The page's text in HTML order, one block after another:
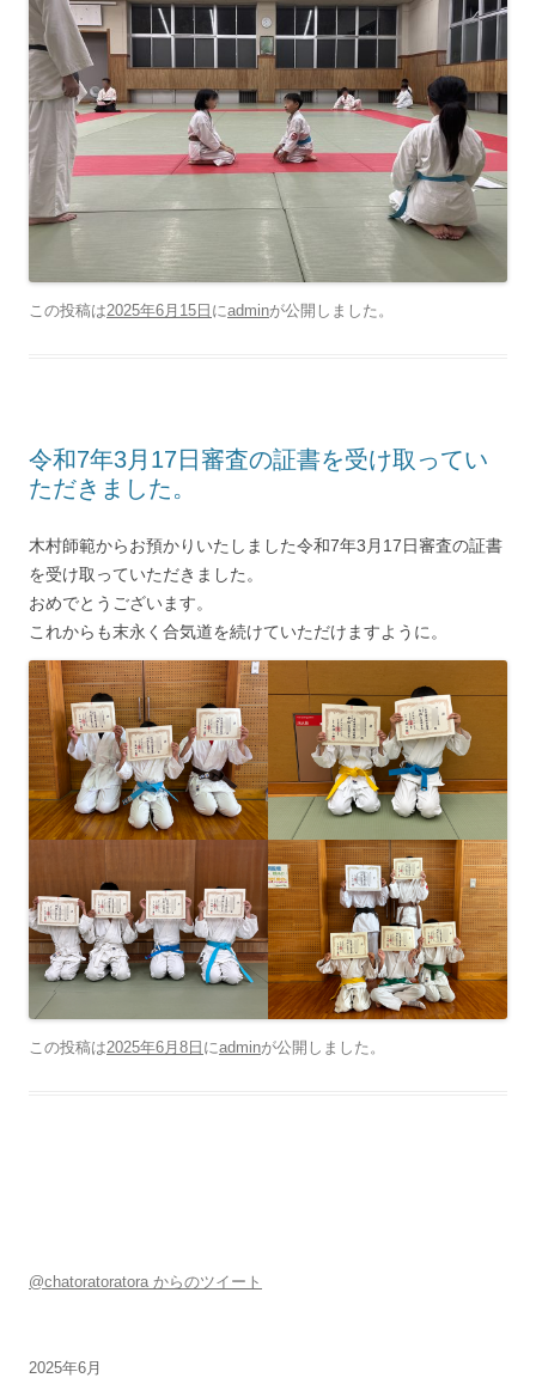
この投稿は2025年6月15日 にadminが公開しました 。
令和7年3月17日審査の証書を受け取ってい
ただきました。
木村師範からお預かりいたしました令和7年3月17日審査の証書
を受け取っていただきました。
おめでとうございます。
これからも末永く合気道を続けていただけますように。
この投稿は2025年6月8日 にadminが公開しました 。
@chatoratoratora からのツイート
2025年6月